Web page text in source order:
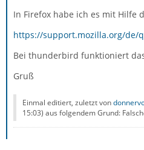
In Firefox habe ich es mit Hilfe
https://support.mozilla.org/de/
Bei thunderbird funktioniert
Gruß
Einmal editiert, zuletzt von
15:03) aus folgendem Grund: